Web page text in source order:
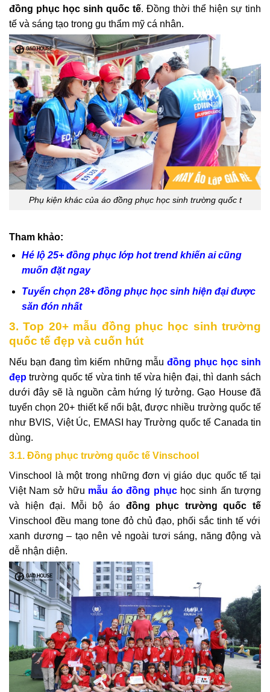
đồng phục học sinh quốc tế. Đồng thời thể hiện sự tinh
tế và sáng tạo trong gu thẩm mỹ cá nhân.
Phụ kiện khác của áo đồng phục học sinh trường quốc t
Tham khảo:
Hé lộ 25+ đồng phục lớp hot trend khiến ai cũng
muốn đặt ngay
Tuyển chọn 28+ đồng phục học sinh hiện đại được
săn đón nhất
3. Top 20+ mẫu đồng phục học sinh trường
quốc tế đẹp và cuốn hút
Nếu bạn đang tìm kiếm những mẫu đồng phục học sinh
đẹp trường quốc tế vừa tinh tế vừa hiện đại, thì danh sách
dưới đây sẽ là nguồn cảm hứng lý tưởng. Gạo House đã
tuyển chọn 20+ thiết kế nổi bật, được nhiều trường quốc tế
như BVIS, Việt Úc, EMASI hay Trường quốc tế Canada tin
dùng.
3.1. Đồng phục trường quốc tế Vinschool
Vinschool là một trong những đơn vị giáo dục quốc tế tại
Việt Nam sở hữu mẫu áo đồng phụchọc sinh ấn tượng
và hiện đại. Mỗi bộ áo đồng phục trường quốc tế
Vinschool đều mang tone đỏ chủ đạo, phối sắc tinh tế với
xanh dương – tạo nên vẻ ngoài tươi sáng, năng động và
dễ nhận diện.